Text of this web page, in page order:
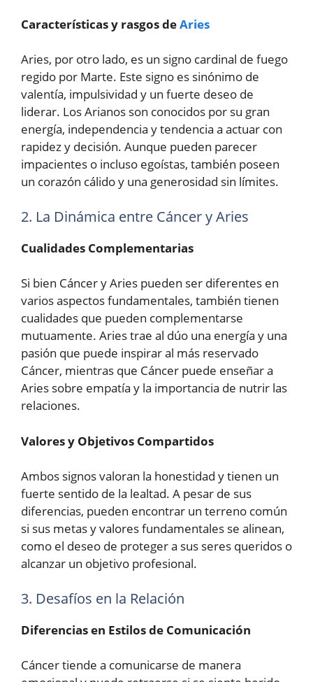
Características y rasgos deAries
Aries, por otro lado, es un signo cardinal de fuego
regido por Marte. Este signo es sinónimo de
valentía, impulsividad y un fuerte deseo de
liderar. Los Arianos son conocidos por su gran
energía, independencia y tendencia a actuar con
rapidez y decisión. Aunque pueden parecer
impacientes o incluso egoístas, también poseen
un corazón cálido y una generosidad sin límites.
2. La Dinámica entre Cáncer y Aries
Cualidades Complementarias
Si bien Cáncer y Aries pueden ser diferentes en
varios aspectos fundamentales, también tienen
cualidades que pueden complementarse
mutuamente. Aries trae al dúo una energía y una
pasión que puede inspirar al más reservado
Cáncer, mientras que Cáncer puede enseñar a
Aries sobre empatía y la importancia de nutrir las
relaciones.
Valores y Objetivos Compartidos
Ambos signos valoran la honestidad y tienen un
fuerte sentido de la lealtad. A pesar de sus
diferencias, pueden encontrar un terreno común
si sus metas y valores fundamentales se alinean,
como el deseo de proteger a sus seres queridos o
alcanzar un objetivo profesional.
3. Desafíos en la Relación
Diferencias en Estilos de Comunicación
Cáncer tiende a comunicarse de manera